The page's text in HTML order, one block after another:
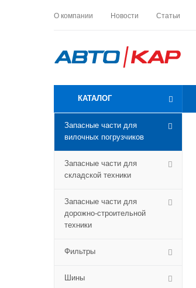
О компании Новости Статьи
КАТАЛОГ
Запасные части для
вилочных погрузчиков
Запасные части для
складской техники
Запасные части для
дорожно-строительной
техники
Фильтры
Шины